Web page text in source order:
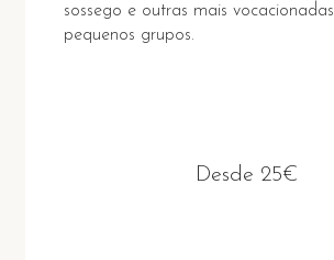
sossego e outras mais
pequenos grupos.
Desde 25€